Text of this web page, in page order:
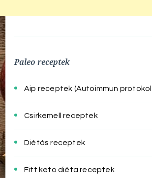
Paleo receptek
Aip receptek (Autoimmun
Csirkemell receptek
Diétás receptek
Fitt keto diéta receptek